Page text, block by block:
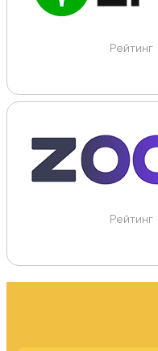
Рейтинг
Рейтинг